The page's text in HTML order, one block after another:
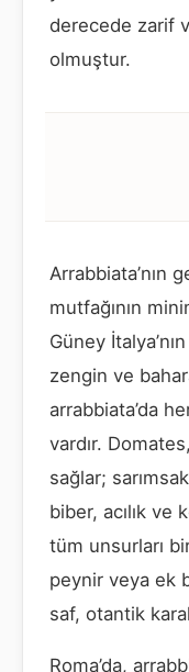
derecede zarif
olmuştur.
Arrabbiata’nın
mutfağının
Güney
zengin ve
arrabbiata’da
vardır.
sağlar;
biber, acılık ve
tüm unsurları
peynir veya ek
saf, otantik
Roma’da,